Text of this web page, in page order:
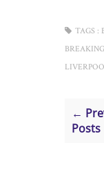
TAGS :
←
Posts